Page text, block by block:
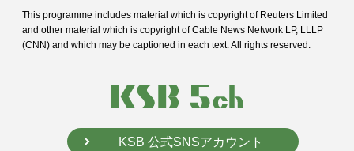
This programme includes material which is copyright of Reuters Limited
and other material which is copyright of Cable News Network LP, LLLP
(CNN) and which may be captioned in each text. All rights reserved.
KSB 公式SNSアカウント